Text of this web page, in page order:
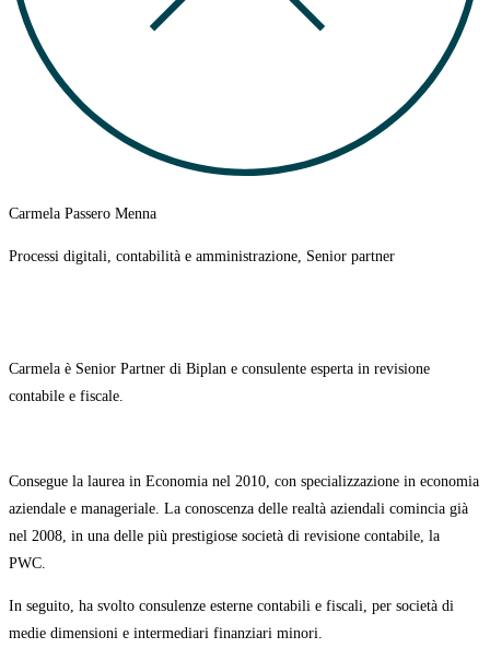
Carmela Passero Menna
Processi digitali, contabilità e amministrazione, Senior partner
Carmela è Senior Partner di Biplan e consulente esperta in revisione
contabile e fiscale.
Consegue la laurea in Economia nel 2010, con specializzazione in economia
aziendale e manageriale. La conoscenza delle realtà aziendali comincia già
nel 2008 , in una delle più prestigiose società di revisione contabile, la
PWC.
In seguito, ha svolto consulenze esterne contabili e fiscali, per società di
medie dimensioni e intermediari finanziari minori.